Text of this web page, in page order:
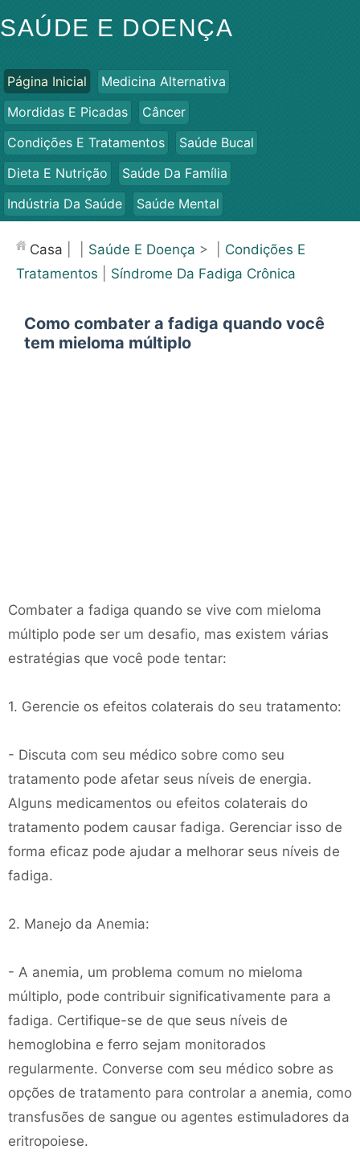
SAÚDE E DOENÇA
Página Inicial
Medicina Alternativa
Mordidas E Picadas
Câncer
Condições E Tratamentos
Saúde Bucal
Dieta E Nutrição
Saúde Da Família
Indústria Da Saúde
Saúde Mental
Saúde
Casa Saúde E Doença > | Condições E
Tratamentos
Síndrome Da Fadiga Crônica
Como combater a fadiga quando você
tem mieloma múltiplo
Combater a fadiga quando se vive com mieloma
múltiplo pode ser um desafio, mas existem várias
estratégias que você pode tentar:
1. Gerencie os efeitos colaterais do seu tratamento:
- Discuta com seu médico sobre como seu
tratamento pode afetar seus níveis de energia.
Alguns medicamentos ou efeitos colaterais do
tratamento podem causar fadiga. Gerenciar isso de
forma eficaz pode ajudar a melhorar seus níveis de
fadiga.
2. Manejo da Anemia:
- A anemia, um problema comum no mieloma
múltiplo, pode contribuir significativamente para a
fadiga. Certifique-se de que seus níveis de
hemoglobina e ferro sejam monitorados
regularmente. Converse com seu médico sobre as
opções de tratamento para controlar a anemia, como
transfusões de sangue ou agentes estimuladores da
eritropoiese.